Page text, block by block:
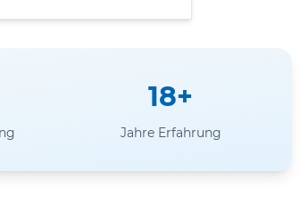
18+
Jahre Erfahrung